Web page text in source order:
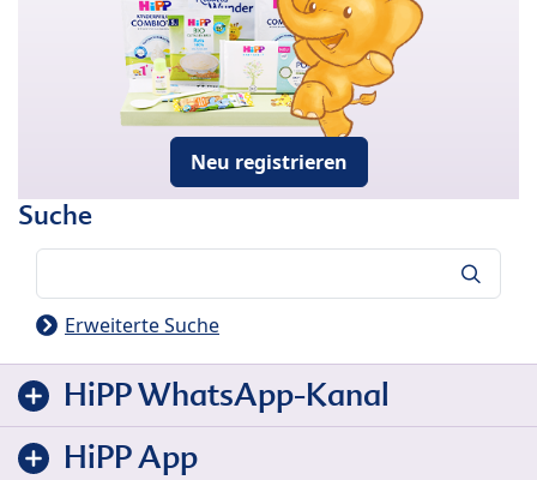
Neu registrieren
Suche
Erweiterte Suche
HiPP WhatsApp-Kanal
HiPP App